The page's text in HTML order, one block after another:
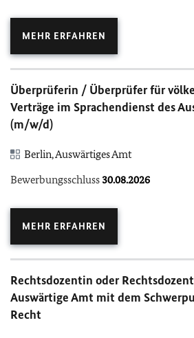
MEHR ERFAHREN
Überprüferin / Überprüfer für
Verträge im Sprachendienst des
(m/w/d)
Berlin, Auswärtiges Amt
Bewerbungsschluss 30.08.2026
MEHR ERFAHREN
Rechtsdozentin oder
Auswärtige Amt mit dem
Recht